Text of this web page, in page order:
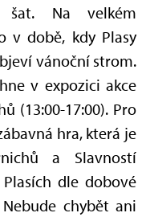
šat. Na velkém
v době, kdy Plasy
vánoční strom.
v expozici akce
(13:00-17:00). Pro
hra, která je
a Slavností
dle dobové
chybět ani